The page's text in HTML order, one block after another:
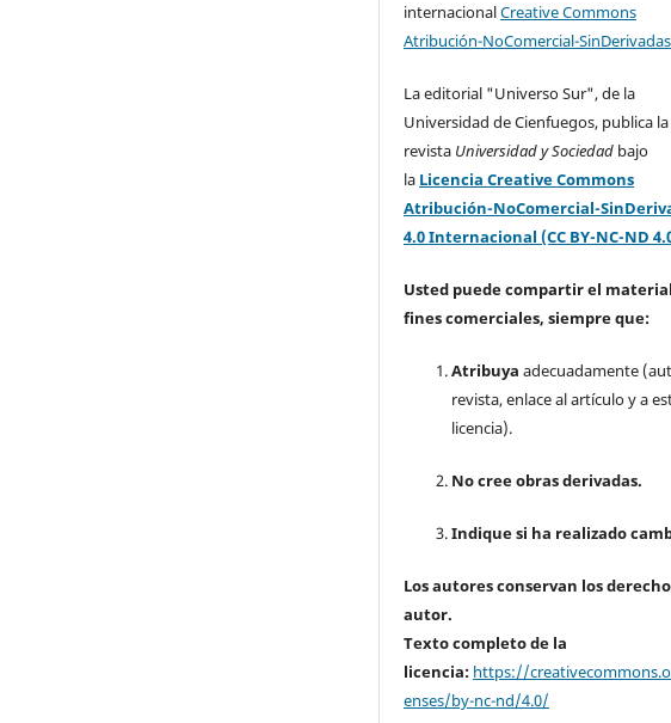
internacionalCreative Commons
Atribución-NoComercial-
La editorial "Universo Sur", de la
Universidad de Cienfuegos, publica la
revista Universidad y Sociedad bajo
la Licencia Creative Commons
Atribución-NoComercial-
4.0 Internacional (CC BY-NC-ND
Usted puede compartir el
fines comerciales, siempre que:
Atribuya adecuadamente
revista, enlace al artículo y a
licencia).
No cree obras derivadas.
Indique si ha realizado
Los autores conservan los
autor.
Texto completo de la
licencia: https://
enses/by-nc-nd/4.0/